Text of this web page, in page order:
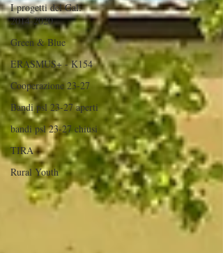
I progetti del Gal:
2014-2020
Green & Blue
ERASMUS+ - K154
Cooperazione 23-27
Bandi psl 23-27 aperti
bandi psl 23-27 chiusi
TIRA
Rural Youth